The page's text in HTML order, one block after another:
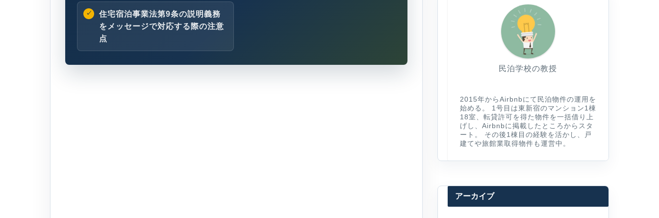
住宅宿泊事業法第9条の説明義務
をメッセージで対応する際の注意
点
民泊学校の教授
2015年からAirbnbにて民泊物件の運用を
始める。 1号目は東新宿のマンション1棟
18室、転貸許可を得た物件を一括借り上
げし、Airbnbに掲載したところからスタ
ート。 その後1棟目の経験を活かし、戸
建てや旅館業取得物件も運営中。
アーカイブ